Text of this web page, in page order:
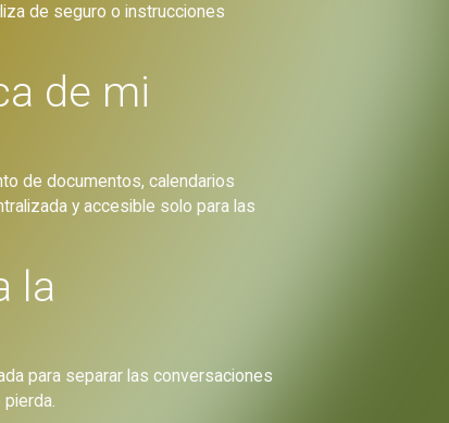
de seguro o instrucciones
de mi
de documentos, calendarios
y accesible solo para las
la
para separar las conversaciones